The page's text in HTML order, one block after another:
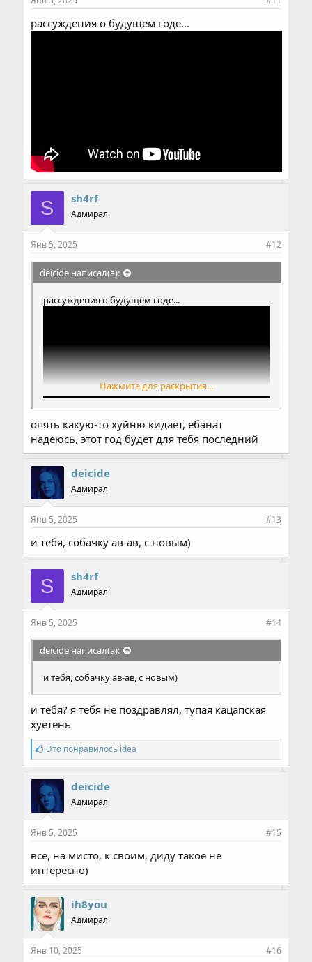
:
рассуждения о будущем годе...
S sh4rf
Адмирал
Янв 5, 2025 #12
deicide написал(а):
рассуждения о будущем годе...
Нажмите для раскрытия...
опять какую-то хуйню кидает, ебанат
надеюсь, этот год будет для тебя последний
deicide
Адмирал
Янв 5, 2025 #13
и тебя, собачку ав-ав, с новым)
S sh4rf
Адмирал
Янв 5, 2025 #14
deicide написал(а):
и тебя, собачку ав-ав, с новым)
и тебя? я тебя не поздравлял, тупая кацапская
хуетень
С
и
м
п
а
т
и
и
:
Это понравилось idea
deicide
Адмирал
Янв 5, 2025 #15
все, на мисто, к своим, диду такое не
интересно)
ih8you
Адмирал
Янв 10, 2025 #16